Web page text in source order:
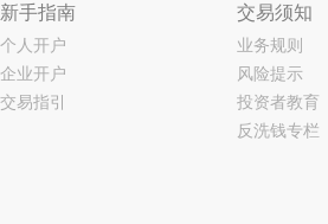
新手指南
个人开户
企业开户
交易指引
交易须知
业务规则
风险提示
投资者教育
反洗钱专栏